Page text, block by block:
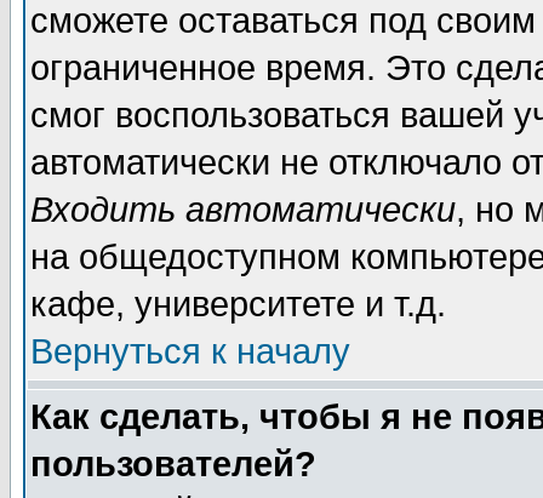
сможете оставаться под
ограниченное время. Это
смог воспользоваться вашей
автоматически не отключало
Входить автоматически, но
на общедоступном
кафе, университете и т.д.
Вернуться к началу
Как сделать, чтобы я не
пользователей?